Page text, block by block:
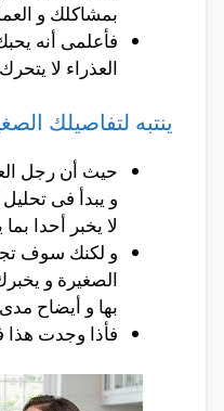
بمشاكلك و
فأعلمى أنه
العذراء لا
ينتبه لتفاصيلك
حيث أن رجل
و يبدأ فى
لا يخبر أحدا
و لكنك سوف
الصغيرة و
بها و أيضاح
فأذا وجدت هذا